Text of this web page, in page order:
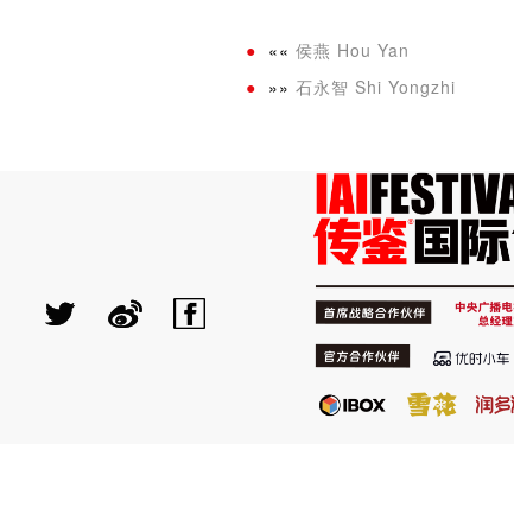
«« 侯燕 Hou Yan
»» 石永智 Shi Yongzhi